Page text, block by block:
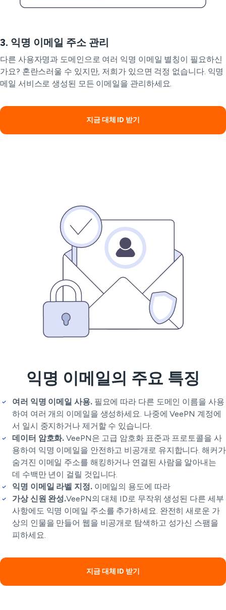
3. 익명 이메일 주소 관리
다른 사용자명과 도메인으로 여러 익명 이메일 별칭이 필요하신
가요? 혼란스러울 수 있지만, 저희가 있으면 걱정 없습니다. 익명
메일 서비스로 생성된 모든 이메일을 관리하세요.
지금 대체 ID 받기
익명 이메일의 주요 특징
여러 익명 이메일 사용.필요에 따라 다른 도메인 이름을 사용
하여 여러 개의 이메일을 생성하세요. 나중에 VeePN 계정에
서 일시 중지하거나 제거할 수 있습니다.
데이터 암호화. VeePN은 고급 암호화 표준과 프로토콜을 사
용하여 익명 이메일을 안전하고 비공개로 유지합니다. 해커가
숨겨진 이메일 주소를 해킹하거나 연결된 사람을 알아내는
데 수백만 년이 걸릴 것입니다.
익명 이메일 라벨 지정.이메일의 용도에 따라
가상 신원 완성.VeePN의 대체 ID로 무작위 생성된 다른 세부
사항에도 익명 이메일 주소를 추가하세요. 완전히 새로운 가
상의 인물을 만들어 웹을 비공개로 탐색하고 성가신 스팸을
피하세요.
지금 대체 ID 받기